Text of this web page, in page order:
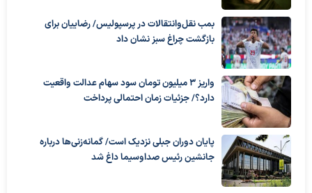
بمب نقل‌وانتقالات در پرسپولیس/ رضاییان برای
بازگشت چراغ سبز نشان داد
واریز ۳ میلیون تومان سود سهام عدالت واقعیت
دارد؟/ جزئیات زمان احتمالی پرداخت
پایان دوران جبلی نزدیک است/ گمانه‌زنی‌ها درباره
جانشین رئیس صداوسیما داغ شد